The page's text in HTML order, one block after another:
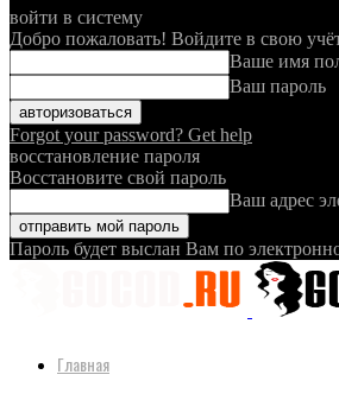
войти в систему
Добро пожаловать! Войдите в свою
Ваше имя
Ваш пароль
Forgot your password? Get help
восстановление пароля
Восстановите свой пароль
Ваш адрес
Пароль будет выслан Вам по
Главная